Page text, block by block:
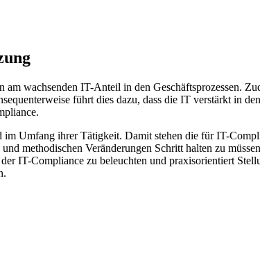
wachsenden IT-Anteil in den Geschäftsprozessen.
führt dies dazu, dass die IT verstärkt in
Umfang ihrer Tätigkeit. Damit stehen die für IT-
methodischen Veränderungen Schritt halten zu
IT-Compliance zu beleuchten und praxisorientiert